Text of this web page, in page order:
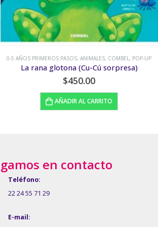
AÑOS PRIMEROS PASOS ,LENGUAJE Y JUEGOS DE PALABRAS,
Ni tanto
$80.00
LEER MÁS
en contacto
Teléfono:
22 24 55 71 29
E-mail: